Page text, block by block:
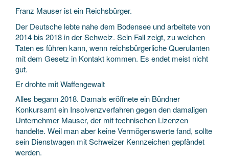
Franz Mauser ist ein Reichsbürger.
Der Deutsche lebte nahe dem Bodensee und arbeitete von
2014 bis 2018 in der Schweiz. Sein Fall zeigt, zu welchen
Taten es führen kann, wenn reichsbürgerliche Querulanten
mit dem Gesetz in Kontakt kommen. Es endet meist nicht
gut.
Er drohte mit Waffengewalt
Alles begann 2018. Damals eröffnete ein Bündner
Konkursamt ein Insolvenzverfahren gegen den damaligen
Unternehmer Mauser, der mit technischen Lizenzen
handelte. Weil man aber keine Vermögenswerte fand, sollte
sein Dienstwagen mit Schweizer Kennzeichen gepfändet
werden.